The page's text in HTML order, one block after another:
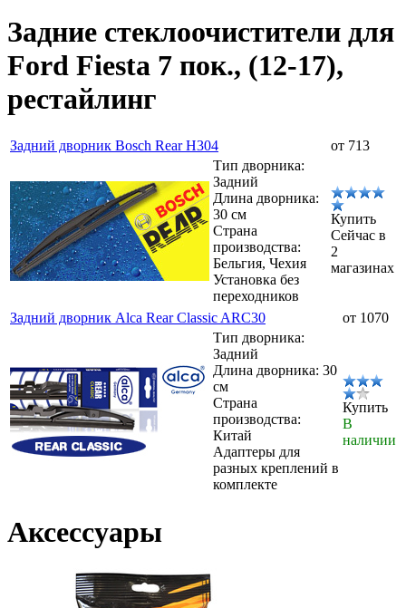
Задние стеклоочистители для
Ford Fiesta 7 пок., (12-17),
рестайлинг
Задний дворник Bosch Rear H304
от 713
Тип дворника:
Задний
Длина дворника:
30 см
Страна
производства:
Бельгия, Чехия
Установка без
переходников
Купить
Сейчас в
2
магазинах
Задний дворник Alca Rear Classic ARC30
от 1070
Тип дворника:
Задний
Длина дворника: 30
см
Страна
производства:
Китай
Адаптеры для
разных креплений в
комплекте
Купить
В
наличии
Аксессуары